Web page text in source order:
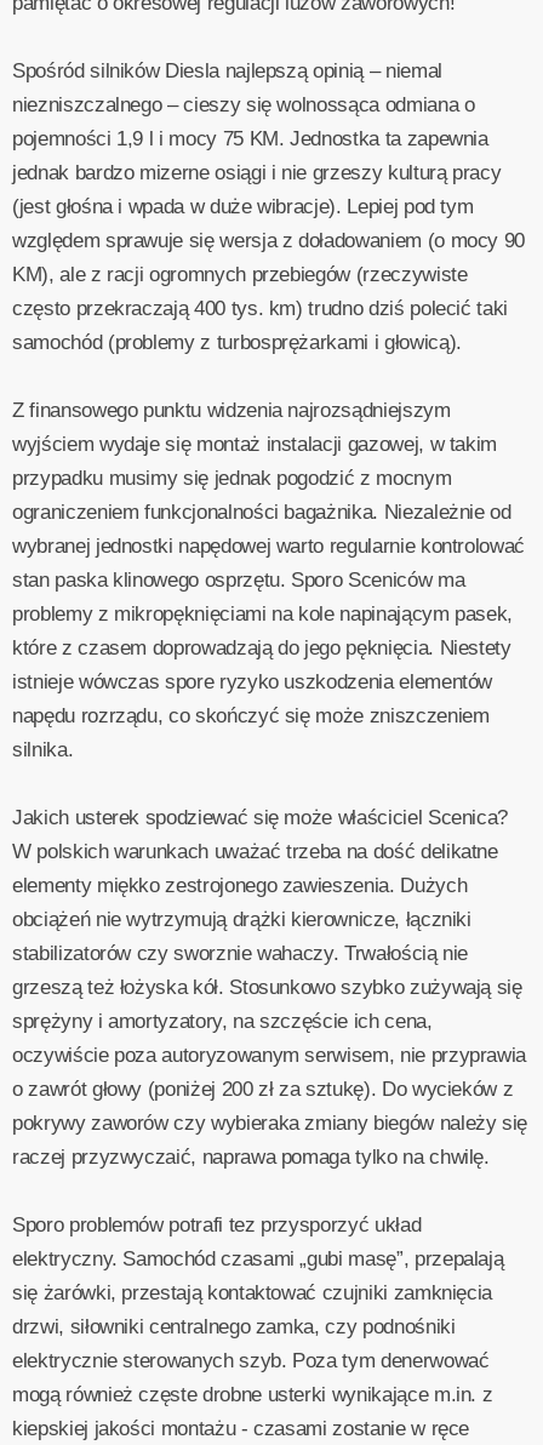
Spośród silników Diesla najlepszą opinią – niemal
niezniszczalnego – cieszy się wolnossąca odmiana o
pojemności 1,9 l i mocy 75 KM. Jednostka ta zapewnia
jednak bardzo mizerne osiągi i nie grzeszy kulturą pracy
(jest głośna i wpada w duże wibracje). Lepiej pod tym
względem sprawuje się wersja z doładowaniem (o mocy 90
KM), ale z racji ogromnych przebiegów (rzeczywiste
często przekraczają 400 tys. km) trudno dziś polecić taki
samochód (problemy z turbosprężarkami i głowicą).
Z finansowego punktu widzenia najrozsądniejszym
wyjściem wydaje się montaż instalacji gazowej, w takim
przypadku musimy się jednak pogodzić z mocnym
ograniczeniem funkcjonalności bagażnika. Niezależnie od
wybranej jednostki napędowej warto regularnie kontrolować
stan paska klinowego osprzętu. Sporo Sceniców ma
problemy z mikropęknięciami na kole napinającym pasek,
które z czasem doprowadzają do jego pęknięcia. Niestety
istnieje wówczas spore ryzyko uszkodzenia elementów
napędu rozrządu, co skończyć się może zniszczeniem
silnika.
Jakich usterek spodziewać się może właściciel Scenica?
W polskich warunkach uważać trzeba na dość delikatne
elementy miękko zestrojonego zawieszenia. Dużych
obciążeń nie wytrzymują drążki kierownicze, łączniki
stabilizatorów czy sworznie wahaczy. Trwałością nie
grzeszą też łożyska kół. Stosunkowo szybko zużywają się
sprężyny i amortyzatory, na szczęście ich cena,
oczywiście poza autoryzowanym serwisem, nie przyprawia
o zawrót głowy (poniżej 200 zł za sztukę). Do wycieków z
pokrywy zaworów czy wybieraka zmiany biegów należy się
raczej przyzwyczaić, naprawa pomaga tylko na chwilę.
Sporo problemów potrafi tez przysporzyć układ
elektryczny. Samochód czasami „gubi masę”, przepalają
się żarówki, przestają kontaktować czujniki zamknięcia
drzwi, siłowniki centralnego zamka, czy podnośniki
elektrycznie sterowanych szyb. Poza tym denerwować
mogą również częste drobne usterki wynikające m.in. z
kiepskiej jakości montażu - czasami zostanie w ręce